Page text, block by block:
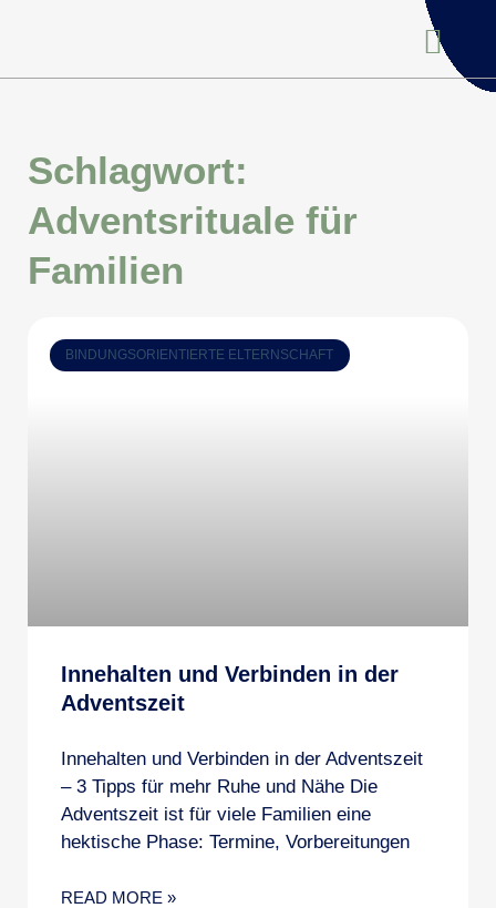
Schlagwort:
Adventsrituale für
Familien
BINDUNGSORIENTIERTE ELTERNSCHAFT
Innehalten und Verbinden in der
Adventszeit
Innehalten und Verbinden in der Adventszeit
– 3 Tipps für mehr Ruhe und Nähe Die
Adventszeit ist für viele Familien eine
hektische Phase: Termine, Vorbereitungen
READ MORE »